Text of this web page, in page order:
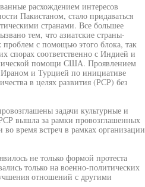
расхождением интересов
Пакистаном, стало придаваться
странами. Все большее
тем, что азиатские страны-
с помощью этого блока, так
спорах соответственно с Индией и
помощи США. Проявлением
Ираном и Турцией по инициативе
в целях развития (РСР) без
задачи культурные и
РСР вышла за рамки провозглашенных
во время встреч в рамках организации
не только формой протеста
только на военно-политических
отношений с другими